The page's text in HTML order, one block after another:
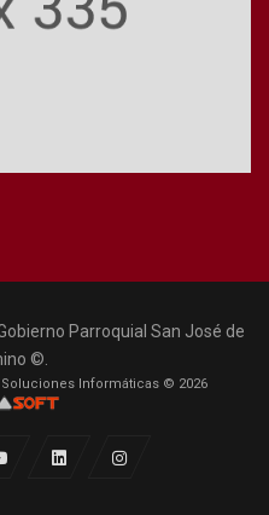
Parroquial San José de
©.
Soluciones Informáticas © 2026